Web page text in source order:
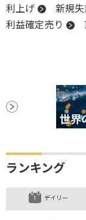
利上げ
新規
利益確定売り
材料
ランキング
デイリー